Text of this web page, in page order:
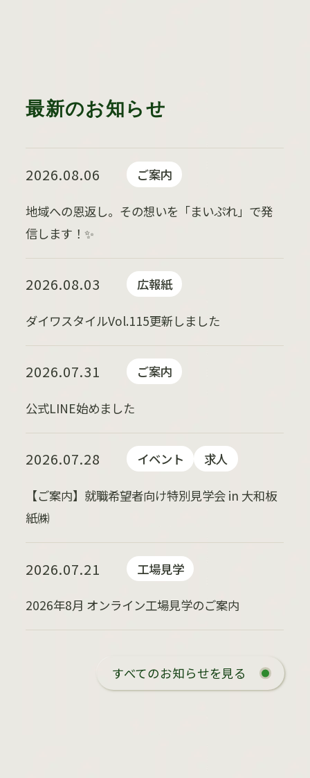
最新のお知らせ
2026.08.06 ご案内
地域への恩返し。その想いを「まいぷれ」で発
信します！✨
2026.08.03 広報紙
ダイワスタイルVol.115更新しました
2026.07.31 ご案内
公式LINE始めました
2026.07.28 イベント 求人
【ご案内】就職希望者向け特別見学会 in 大和板
紙㈱
2026.07.21 工場見学
2026年8月 オンライン工場見学のご案内
すべてのお知らせを見る